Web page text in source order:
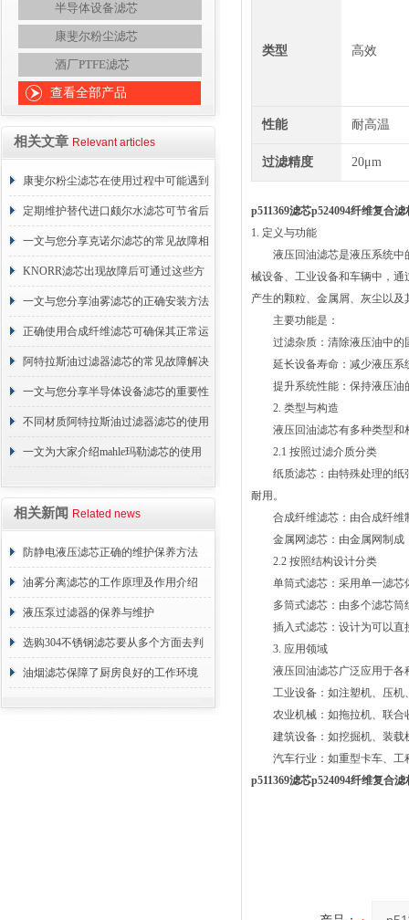
半导体设备滤芯
康斐尔粉尘滤芯
酒厂PTFE滤芯
查看全部产品
相关文章 Relevant articles
康斐尔粉尘滤芯在使用过程中可能遇到
的故障相应解决方法分享
定期维护替代进口颇尔水滤芯可节省后
续更换成本
一文与您分享克诺尔滤芯的常见故障相
应解决方法
KNORR滤芯出现故障后可通过这些方
法解决
一文与您分享油雾滤芯的正确安装方法
正确使用合成纤维滤芯可确保其正常运
行
阿特拉斯油过滤器滤芯的常见故障解决
方法介绍
一文与您分享半导体设备滤芯的重要性
不同材质阿特拉斯油过滤器滤芯的使用
周期区别介绍
一文为大家介绍mahle玛勒滤芯的使用
相关新闻 Related news
防静电液压滤芯正确的维护保养方法
油雾分离滤芯的工作原理及作用介绍
液压泵过滤器的保养与维护
选购304不锈钢滤芯要从多个方面去判
断
油烟滤芯保障了厨房良好的工作环境
类型 高效
性能 耐高温
过滤精度 20μm
p511369滤芯p524094纤维复合
1. 定义与功能
液压回油滤芯是液压系统中的
械设备、工业设备和车辆中，
产生的颗粒、金属屑、灰尘以
主要功能是：
过滤杂质：清除液压油中的
延长设备寿命：减少液压系
提升系统性能：保持液压油
2. 类型与构造
液压回油滤芯有多种类型和
2.1 按照过滤介质分类
纸质滤芯：由特殊处理的纸张
耐用。
合成纤维滤芯：由合成纤维
金属网滤芯：由金属网制成，
2.2 按照结构设计分类
单筒式滤芯：采用单一滤芯
多筒式滤芯：由多个滤芯筒
插入式滤芯：设计为可以直
3. 应用领域
液压回油滤芯广泛应用于各
工业设备：如注塑机、压机
农业机械：如拖拉机、联合
建筑设备：如挖掘机、装载
汽车行业：如重型卡车、工
p511369滤芯p524094纤维复合